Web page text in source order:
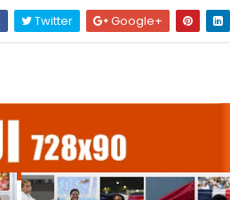
Twitter Google+